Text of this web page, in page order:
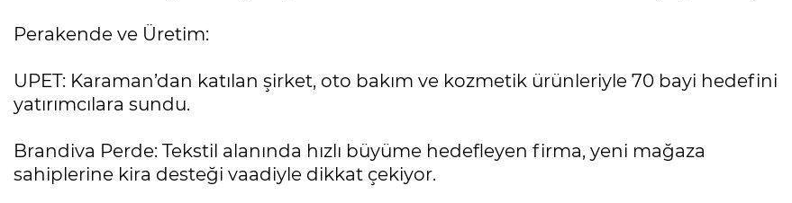
Perakende ve Üretim:
UPET: Karaman’dan katılan şirket, oto bakım ve kozmetik ürünleriyle 70 bayi hedefini
yatırımcılara sundu.
Brandiva Perde: Tekstil alanında hızlı büyüme hedefleyen firma, yeni mağaza
sahiplerine kira desteği vaadiyle dikkat çekiyor.